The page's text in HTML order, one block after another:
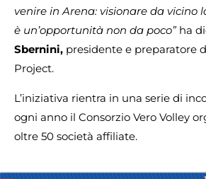
venire in Arena: visionare da vicino
è un’opportunità non da poco”ha
Sbernini, presidente e preparatore
Project.
L’iniziativa rientra in una serie di
ogni anno il Consorzio Vero Volley
oltre 50 società affiliate.